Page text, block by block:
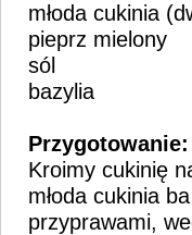
młoda cukinia
pieprz mielony
sól
bazylia
Przygotowanie:
Kroimy cukinię
młoda cukinia
przyprawami,